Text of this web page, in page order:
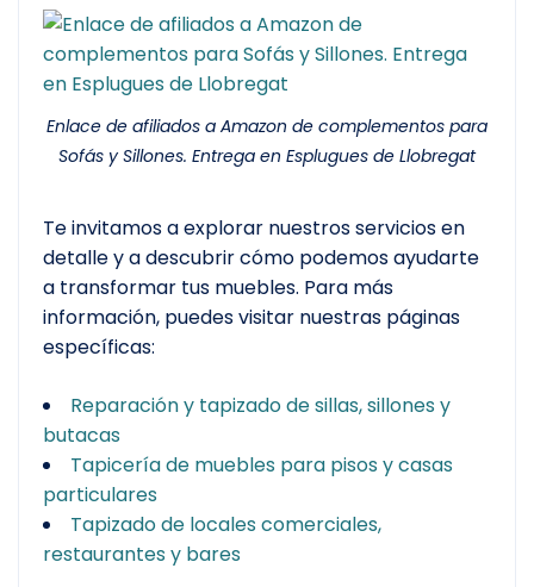
Enlace de afiliados a Amazon de complementos para
Sofás y Sillones. Entrega en Esplugues de Llobregat
Te invitamos a explorar nuestros servicios en
detalle y a descubrir cómo podemos ayudarte
a transformar tus muebles. Para más
información, puedes visitar nuestras páginas
específicas:
Reparación y tapizado de sillas, sillones y
butacas
Tapicería de muebles para pisos y casas
particulares
Tapizado de locales comerciales,
restaurantes y bares